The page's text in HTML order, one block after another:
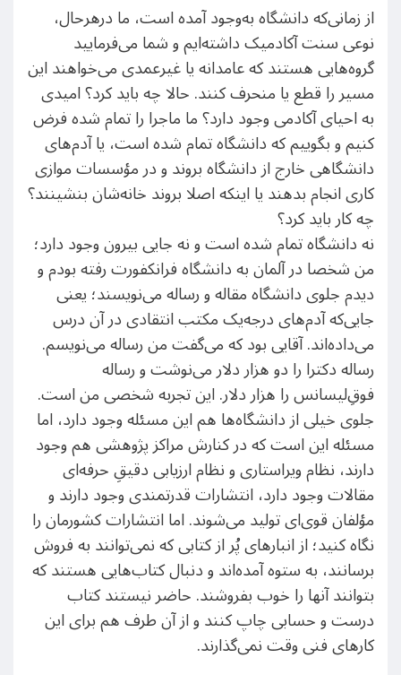
از‌ زمانی‌که دانشگاه به‌وجود آمده است، ما درهر‌حال،
نوعی سنت آکادمیک داشته‌ایم و شما می‌فرمایید
گروه‌هایی هستند که عامدانه یا غیرعمدی می‌خواهند این
مسیر را قطع یا منحرف کنند. حالا چه باید کرد؟ امیدی
به احیای آکادمی وجود دارد؟ ما ماجرا را تمام شده فرض
کنیم و بگوییم که دانشگاه تمام شده است، یا آدم‌های
دانشگاهی خارج از دانشگاه بروند و در مؤسسات موازی
کاری انجام بدهند یا اینکه اصلا بروند خانه‌شان بنشینند؟
چه کار باید کرد؟
نه دانشگاه تمام شده است و نه جایی بیرون وجود دارد؛
من شخصا در آلمان به دانشگاه فرانکفورت رفته بودم و
دیدم جلوی دانشگاه مقاله و رساله می‌نویسند؛ یعنی
جایی‌که آدم‌های درجه‌یک مکتب انتقادی در آن درس
می‌داده‌اند. آقایی بود که می‌گفت من رساله می‌نویسم.
رساله دکترا را دو هزار دلار می‌نوشت و رساله
فوقِ‌لیسانس را هزار دلار. این تجربه شخصی من است.
جلوی خیلی از دانشگاه‌ها هم این مسئله وجود دارد، اما
مسئله این است که در کنارش مراکز پژوهشی هم وجود
دارند، نظام ویراستاری و نظام ارزیابی دقیقِ حرفه‌ای
مقالات وجود دارد، انتشارات قدرتمندی وجود دارند و
مؤلفان قوی‌ای تولید می‌‌شوند. اما انتشارات کشورمان را
نگاه کنید؛ از انبارهای پُر از کتابی که نمی‌توانند به فروش
برسانند، به ستوه آمده‌اند و دنبال کتاب‌هایی هستند که
بتوانند آنها را خوب بفروشند. حاضر نیستند کتاب
درست و حسابی چاپ کنند و از آن طرف هم برای این
کارهای فنی وقت نمی‌گذارند.